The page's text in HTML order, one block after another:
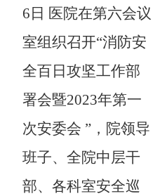
6日 医院在第六会议
室组织召开“消防安
全百日攻坚工作部
署会暨2023年第一
次安委会 ”，院领导
班子、全院中层干
部、各科室安全巡